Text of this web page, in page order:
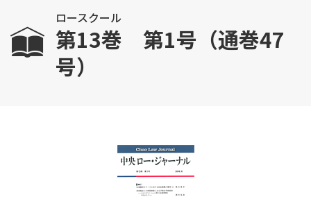
ロースクール
第13巻 第1号（通巻47
号）